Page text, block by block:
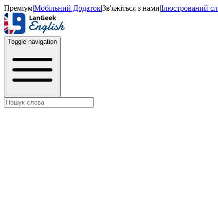
Преміум|Мобільний Додаток|Зв'яжіться з нами|Ілюстрований
Toggle navigation